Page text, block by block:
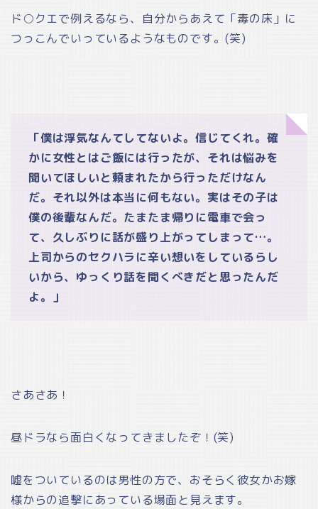
ド○クエで例えるなら、自分からあえて「毒の床」に
つっこんでいっているようなものです。(笑)
「僕は浮気なんてしてないよ。信じてくれ。確
かに女性とはご飯には行ったが、それは悩みを
聞いてほしいと頼まれたから行っただけなん
だ。それ以外は本当に何もない。実はその子は
僕の後輩なんだ。たまたま帰りに電車で会っ
て、久しぶりに話が盛り上がってしまって…。
上司からのセクハラに辛い想いをしているらし
いから、ゆっくり話を聞くべきだと思ったんだ
よ。」
さあさあ！
昼ドラなら面白くなってきましたぞ！(笑)
嘘をついているのは男性の方で、おそらく彼女かお嫁
様からの追撃にあっている場面と見えます。